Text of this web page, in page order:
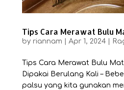
Tips Cara Merawat Bulu
by riannam Apr 1, 2024|
Tips Cara Merawat Bulu
Dipakai Berulang Kali –
palsu yang kita gunakan